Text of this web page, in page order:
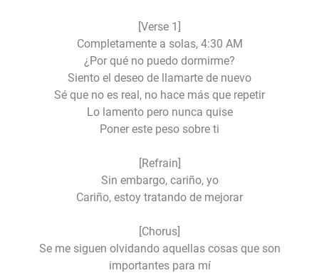
[Verse 1]
Completamente a solas, 4:30 AM
¿Por qué no puedo dormirme?
Siento el deseo de llamarte de nuevo
Sé que no es real, no hace más que repetir
Lo lamento pero nunca quise
Poner este peso sobre ti
[Refrain]
Sin embargo, cariño, yo
Cariño, estoy tratando de mejorar
[Chorus]
Se me siguen olvidando aquellas cosas que son
importantes para mí